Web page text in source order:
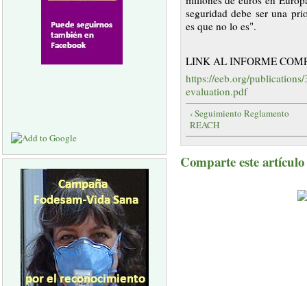
seguridad debe ser una
es que no lo es".
LINK AL INFORME
https://eeb.org/
evaluation.pdf
‹ Seguimiento Reglamento
REACH
Comparte este artículo